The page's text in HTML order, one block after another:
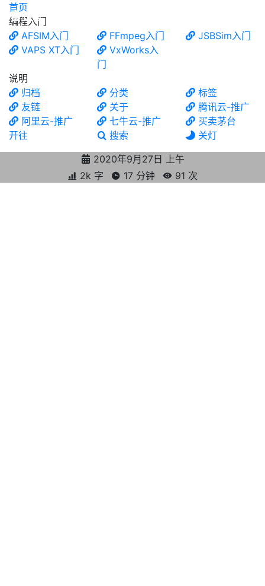
食铁兽
首页
编程入门
AFSIM入门
FFmpeg入门
JSBSim入门
VAPS XT入门
VxWorks入
门
说明
归档
分类
标签
友链
关于
腾讯云-推广
阿里云-推广
七牛云-推广
买卖茅台
开往
搜索
关灯
2020年9月27日 上午
2k 字
17 分钟 91 次